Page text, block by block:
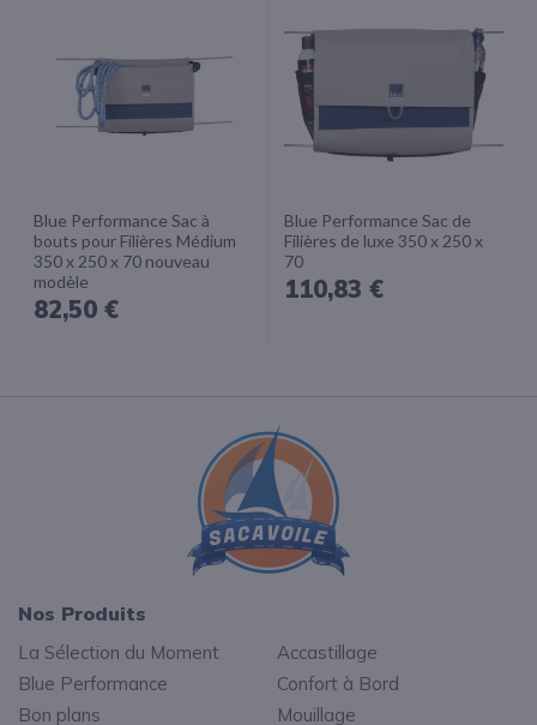
Blue Performance Sac à
bouts pour Filières Médium
350 x 250 x 70 nouveau
modèle
82,50 €
Blue Performance Sac de
Filières de luxe 350 x 250 x
70
110,83 €
Nos Produits
La Sélection du Moment
Blue Performance
Bon plans
Accastillage
Confort à Bord
Mouillage